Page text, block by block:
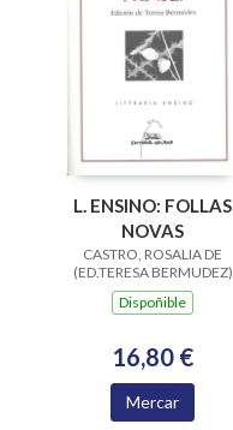
L. ENSINO: FOLLAS
NOVAS
CASTRO, ROSALIA DE
(ED.TERESA BERMUDEZ)
Dispoñible
16,80 €
Mercar